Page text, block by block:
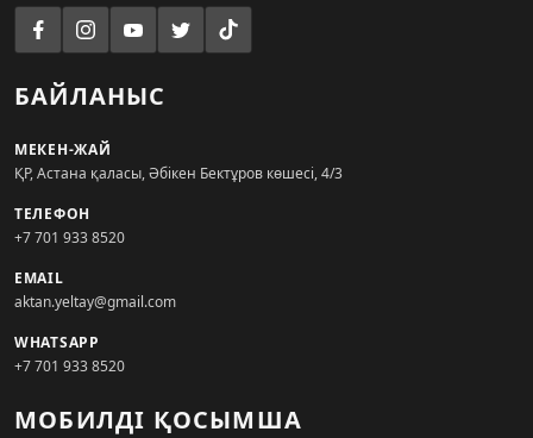
БАЙЛАНЫС
МЕКЕН-ЖАЙ
ҚР, Астана қаласы, Әбікен Бектұров көшесі, 4/3
ТЕЛЕФОН
+7 701 933 8520
EMAIL
aktan.yeltay@gmail.com
WHATSAPP
+7 701 933 8520
МОБИЛДІ ҚОСЫМША